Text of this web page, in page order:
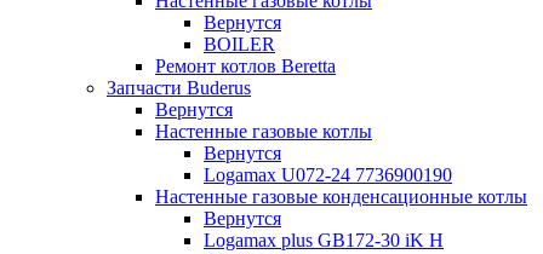
Вернутся
BOILER
Ремонт котлов Beretta
Запчасти Buderus
Вернутся
Настенные газовые котлы
Вернутся
Logamax U072-24 7736900190
Настенные газовые конденсационные котлы
Вернутся
Logamax plus GB172-30 iK H